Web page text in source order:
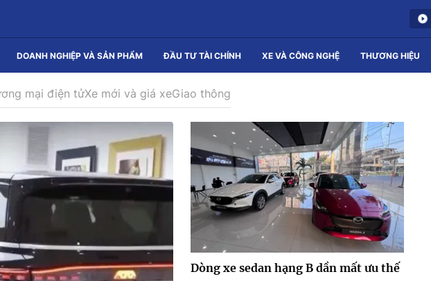
DOANH NGHIỆP VÀ SẢN PHẨM ĐẦU TƯ TÀI CHÍNH XE VÀ CÔNG NGHỆ THƯƠNG HIỆU
mại điện tửXe mới và giá xeGiao thông
Dòng xe sedan hạng B dần mất ưu thế